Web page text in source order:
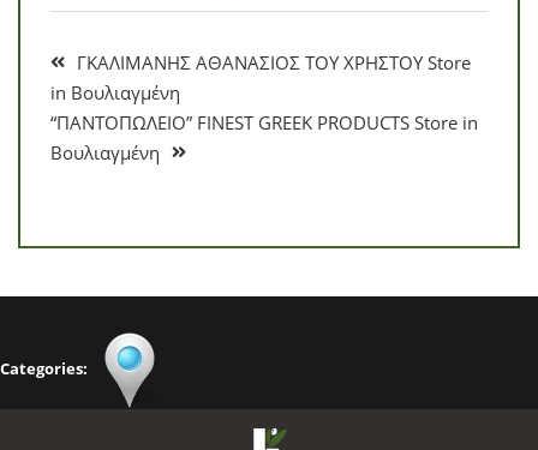
ΓΚΑΛΙΜΑΝΗΣ ΑΘΑΝΑΣΙΟΣ ΤΟΥ ΧΡΗΣΤΟΥStore
in Βουλιαγμένη
“ΠΑΝΤΟΠΩΛΕΙΟ” FINEST GREEK PRODUCTS Store in
Βουλιαγμένη
Categories: